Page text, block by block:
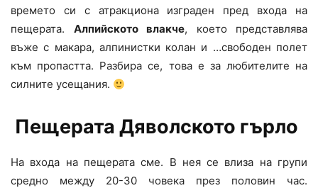
времето си с атракциона изграден пред входа на
пещерата. Алпийското влакче, което представлява
въже с макара, алпинистки колан и …свободен полет
към пропастта. Разбира се, това е за любителите на
силните усещания.
Пещерата Дяволското гърло
На входа на пещерата сме. В нея се влиза на групи
средно между 20-30 човека през половин час.